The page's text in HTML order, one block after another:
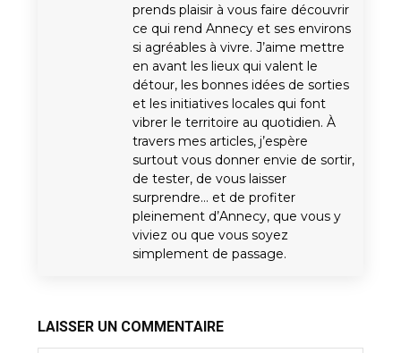
prends plaisir à vous faire découvrir
ce qui rend Annecy et ses environs
si agréables à vivre. J’aime mettre
en avant les lieux qui valent le
détour, les bonnes idées de sorties
et les initiatives locales qui font
vibrer le territoire au quotidien. À
travers mes articles, j’espère
surtout vous donner envie de sortir,
de tester, de vous laisser
surprendre… et de profiter
pleinement d’Annecy, que vous y
viviez ou que vous soyez
simplement de passage.
LAISSER UN COMMENTAIRE